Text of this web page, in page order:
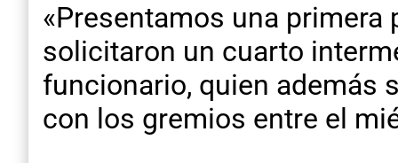
«Presentamos una
solicitaron un cuarto
funcionario, quien además
con los gremios entre el